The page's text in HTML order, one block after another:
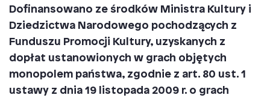
Dofinansowano ze środków Ministra Kultury i
Dziedzictwa Narodowego pochodzących z
Funduszu Promocji Kultury, uzyskanych z
dopłat ustanowionych w grach objętych
monopolem państwa, zgodnie z art. 80 ust. 1
ustawy z dnia 19 listopada 2009 r. o grach